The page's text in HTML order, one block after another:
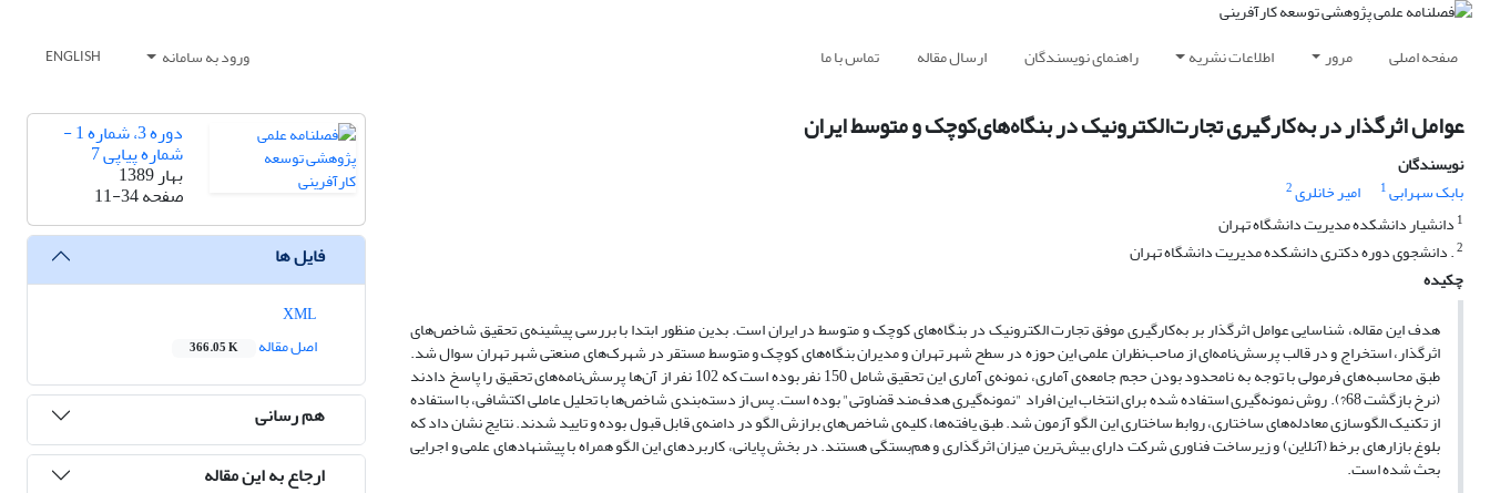
صفحه اصلی مرور اطلاعات نشریه راهنمای نویسندگان ارسال مقاله تماس با ما ورود به سامانه ENGLISH
عوامل اثرگذار در به‌کارگیری تجارت‌الکترونیک در بنگاه‌های‌کوچک و متوسط ایران
نویسندگان
بابک سهرابی1 امیر خانلری2
1 دانشیار دانشکده مدیریت دانشگاه تهران
2. دانشجوی دوره دکتری دانشکده مدیریت دانشگاه تهران
چکیده
هدف این مقاله، شناسایی عوامل اثرگذار بر به‌کارگیری موفق تجارت الکترونیک در بنگاه‌های کوچک و متوسط در ایران است. بدین منظور ابتدا با بررسی پیشینه‌ی تحقیق شاخص‌های
اثرگذار، استخراج و در قالب پرسش‌نامه‌ای از صاحب‌نظران علمی این حوزه در سطح شهر تهران و مدیران بنگاه‌های کوچک و متوسط مستقر در شهرک‌های صنعتی شهر تهران سوال شد.
طبق محاسبه‌های فرمولی با توجه به نامحدود بودن حجم جامعه‌ی آماری، نمونه‌ی آماری‌ این تحقیق شامل 150 نفر بوده است که 102 نفر از آن‌ها پرسش‌نامه‌های تحقیق را پاسخ دادند
(نرخ بازگشت 68?). روش نمونه‌گیری استفاده شده برای انتخاب ‌این افراد "نمونه‌گیری هدف‌مند قضاوتی" بوده است. پس از دسته‌بندی شاخص‌ها با تحلیل عاملی اکتشافی، با استفاده
از تکنیک الگوسازی معادله‌های ساختاری، روابط ساختاری این الگو آزمون شد. طبق یافته‌ها، کلیه‌ی شاخص‌های برازش الگو در دامنه‌ی قابل قبول بوده و تایید شدند. نتایج نشان داد که
بلوغ بازارهای برخط (آنلاین) و زیرساخت فناوری شرکت دارای بیش‌ترین میزان اثرگذاری و هم‌بستگی هستند. در بخش پایانی، کاربردهای این الگو همراه با پیشنهادهای علمی ‌و اجرایی
بحث شده است.
دوره 3، شماره 1 -
شماره پیاپی 7
بهار 1389
صفحه11-34
فایل ها
اصل مقاله
366.05 K
هم رسانی
ارجاع به این مقاله